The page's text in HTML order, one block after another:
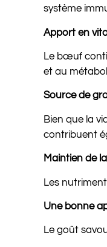
système
Apport en
Le bœuf
et au
Source de
Bien que la
contribuent
Maintien de
Les
Une bonne
Le goût